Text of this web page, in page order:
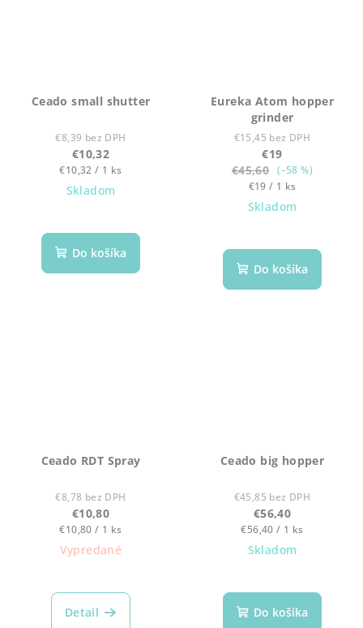
Ceado small shutter
€8,39 bez DPH
€10,32
Jednotková
cena:
€10,32 / 1 ks
Skladom
Do košíka
Eureka Atom hopper
grinder
€15,45 bez DPH
€19
€45,60
(–58 %)
Jednotková
cena:
€19 / 1 ks
Skladom
Do košíka
Ceado RDT Spray
€8,78 bez DPH
€10,80
Jednotková
cena:
€10,80 / 1 ks
Vypredané
Detail
Ceado big hopper
€45,85 bez DPH
€56,40
Jednotková
cena:
€56,40 / 1 ks
Skladom
Do košíka